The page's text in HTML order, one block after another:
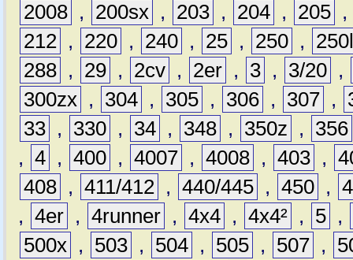
2008 , 200sx , 203 , 204 , 205 ,
212 , 220 , 240 , 25 , 250 ,
288 , 29 , 2cv , 2er , 3 , 3/20 ,
300zx , 304 , 305 , 306 , 307 ,
33 , 330 , 34 , 348 , 350z ,
356
, 4 , 400 , 4007 , 4008 , 403 ,
408 , 411/412 , 440/445 , 450 ,
, 4er , 4runner , 4x4 , 4x4² , 5 ,
500x , 503 , 504 , 505 , 507 ,